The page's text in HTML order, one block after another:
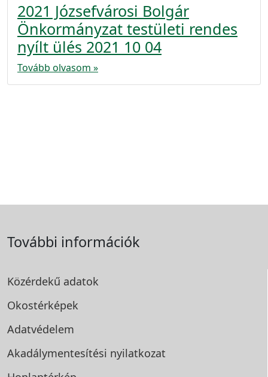
2021 Józsefvárosi Bolgár
Önkormányzat testületi rendes
nyílt ülés 2021 10 04
Tovább olvasom »
További információk
Közérdekű adatok
Okostérképek
Adatvédelem
Akadálymentesítési nyilatkozat